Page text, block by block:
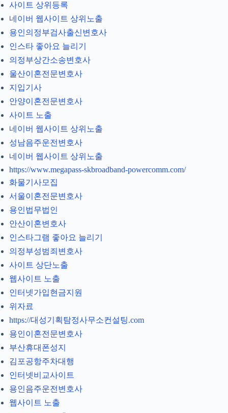
사이트 상위등록
네이버 웹사이트 상위노출
용인의정부검사출신변호사
인스타 좋아요 늘리기
의정부상간소송변호사
울산이혼전문변호사
지입기사
안양이혼전문변호사
사이트 노출
네이버 웹사이트 상위노출
성남음주운전변호사
네이버 웹사이트 상위노출
https://www.megapass-skbroadband-powercomm.com/
화물기사모집
서울이혼전문변호사
용인법무법인
안산이혼변호사
인스타그램 좋아요 늘리기
의정부성범죄변호사
사이트 상단노출
웹사이트 노출
인터넷가입현금지원
위자료
https://대성기획탐정사무소컨설팅.com
용인이혼전문변호사
부산휴대폰성지
김포공항주차대행
인터넷비교사이트
용인음주운전변호사
웹사이트 노출